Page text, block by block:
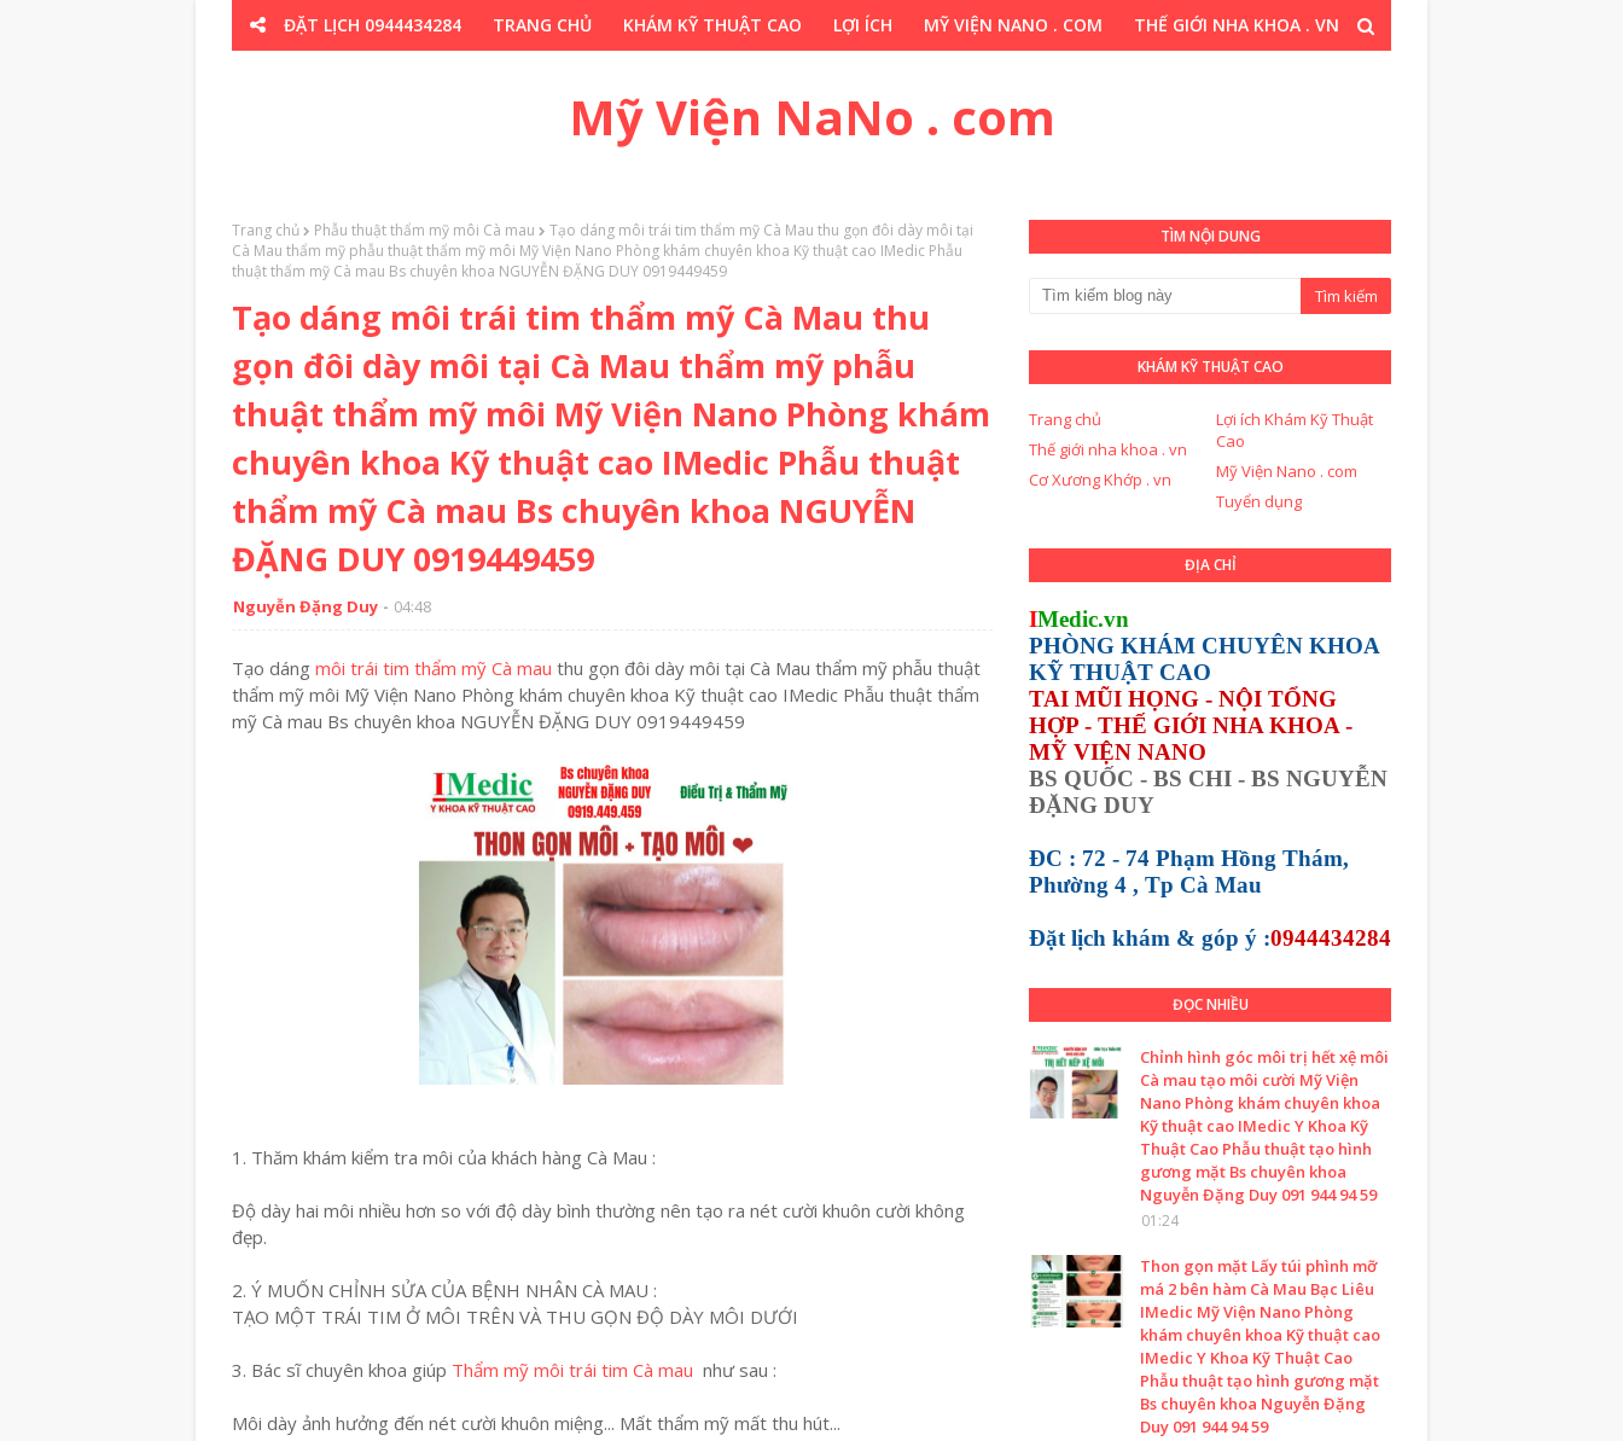
ĐẶT LỊCH 0944434284 TRANG CHỦ KHÁM KỸ THUẬT CAO LỢI ÍCH MỸ VIỆN NANO . COM THẾ GIỚI NHA KHOA . VN
Mỹ Viện NaNo . com
Trang chủ Phẫu thuật thẩm mỹ môi Cà mau
Tạo dáng môi trái tim thẩm mỹ Cà Mau thu gọn đôi dày môi tại
Cà Mau thẩm mỹ phẫu thuật thẩm mỹ môi Mỹ Viện Nano Phòng khám chuyên khoa Kỹ thuật cao IMedic Phẫu
thuật thẩm mỹ Cà mau Bs chuyên khoa NGUYỄN ĐẶNG DUY 0919449459
Tạo dáng môi trái tim thẩm mỹ Cà Mau thu
gọn đôi dày môi tại Cà Mau thẩm mỹ phẫu
thuật thẩm mỹ môi Mỹ Viện Nano Phòng khám
chuyên khoa Kỹ thuật cao IMedic Phẫu thuật
thẩm mỹ Cà mau Bs chuyên khoa NGUYỄN
ĐẶNG DUY 0919449459
Nguyễn Đặng Duy 04:48
Tạo dáng môi trái tim thẩm mỹ Cà mau thu gọn đôi dày môi tại Cà Mau thẩm mỹ phẫu thuật
thẩm mỹ môi Mỹ Viện Nano Phòng khám chuyên khoa Kỹ thuật cao IMedic Phẫu thuật thẩm
mỹ Cà mau Bs chuyên khoa NGUYỄN ĐẶNG DUY 0919449459
1. Thăm khám kiểm tra môi của khách hàng Cà Mau :
Độ dày hai môi nhiều hơn so với độ dày bình thường nên tạo ra nét cười khuôn cười không
đẹp.
2. Ý MUỐN CHỈNH SỬA CỦA BỆNH NHÂN CÀ MAU :
TẠO MỘT TRÁI TIM Ở MÔI TRÊN VÀ THU GỌN ĐỘ DÀY MÔI DƯỚI
3. Bác sĩ chuyên khoa giúp Thẩm mỹ môi trái tim Cà mau như sau :
Môi dày ảnh hưởng đến nét cười khuôn miệng... Mất thẩm mỹ mất thu hút...
TÌM NỘI DUNG
KHÁM KỸ THUẬT CAO
Trang chủ
Lợi ích Khám Kỹ Thuật
Cao
Thế giới nha khoa . vn
Mỹ Viện Nano . com
Cơ Xương Khớp . vn
Tuyển dụng
ĐỊA CHỈ
IMedic.vn
PHÒNG KHÁM CHUYÊN KHOA
KỸ THUẬT CAO
TAI MŨI HỌNG - NỘI TỔNG
HỢP - THẾ GIỚI NHA KHOA -
MỸ VIỆN NANO
BS QUỐC - BS CHI - BS NGUYỄN
ĐẶNG DUY
ĐC : 72 - 74 Phạm Hồng Thám,
Phường 4 , Tp Cà Mau
Đặt lịch khám & góp ý :0944434284
ĐỌC NHIỀU
Chỉnh hình góc môi trị hết xệ môi
Cà mau tạo môi cười Mỹ Viện
Nano Phòng khám chuyên khoa
Kỹ thuật cao IMedic Y Khoa Kỹ
Thuật Cao Phẫu thuật tạo hình
gương mặt Bs chuyên khoa
Nguyễn Đặng Duy 091 944 94 59
01:24
Thon gọn mặt Lấy túi phình mỡ
má 2 bên hàm Cà Mau Bạc Liêu
IMedic Mỹ Viện Nano Phòng
khám chuyên khoa Kỹ thuật cao
IMedic Y Khoa Kỹ Thuật Cao
Phẫu thuật tạo hình gương mặt
Bs chuyên khoa Nguyễn Đặng
Duy 091 944 94 59